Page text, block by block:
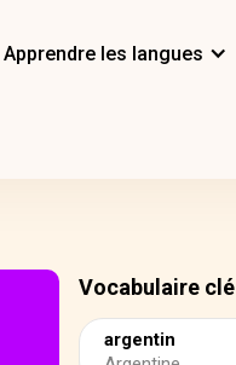
Apprendre les langues
Vocabulaire clé
argentin